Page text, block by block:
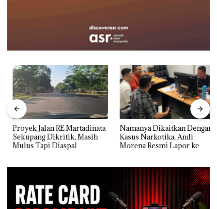
Proyek Jalan RE Martadinata
Sekupang Dikritik, Masih
Mulus Tapi Diaspal
Namanya Dikaitkan Dengan
Kasus Narkotika, Andi
Morena Resmi Lapor ke